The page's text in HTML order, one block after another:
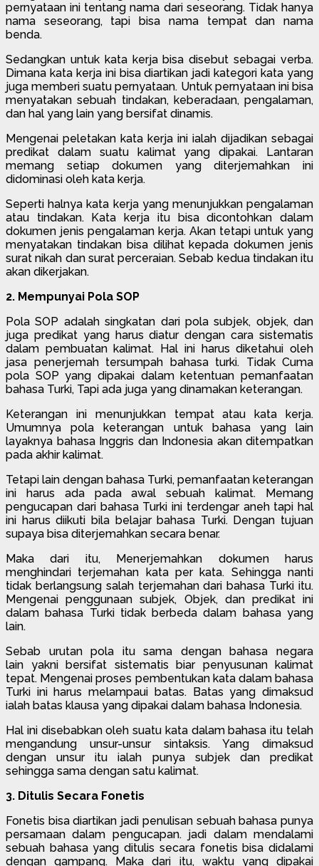
pernyataan ini tentang nama dari seseorang. Tidak hanya
nama seseorang, tapi bisa nama tempat dan nama
benda.
Sedangkan untuk kata kerja bisa disebut sebagai verba.
Dimana kata kerja ini bisa diartikan jadi kategori kata yang
juga memberi suatu pernyataan. Untuk pernyataan ini bisa
menyatakan sebuah tindakan, keberadaan, pengalaman,
dan hal yang lain yang bersifat dinamis.
Mengenai peletakan kata kerja ini ialah dijadikan sebagai
predikat dalam suatu kalimat yang dipakai. Lantaran
memang setiap dokumen yang diterjemahkan ini
didominasi oleh kata kerja.
Seperti halnya kata kerja yang menunjukkan pengalaman
atau tindakan. Kata kerja itu bisa dicontohkan dalam
dokumen jenis pengalaman kerja. Akan tetapi untuk yang
menyatakan tindakan bisa dilihat kepada dokumen jenis
surat nikah dan surat perceraian. Sebab kedua tindakan itu
akan dikerjakan.
2. Mempunyai Pola SOP
Pola SOP adalah singkatan dari pola subjek, objek, dan
juga predikat yang harus diatur dengan cara sistematis
dalam pembuatan kalimat. Hal ini harus diketahui oleh
jasa penerjemah tersumpah bahasa turki. Tidak Cuma
pola SOP yang dipakai dalam ketentuan pemanfaatan
bahasa Turki, Tapi ada juga yang dinamakan keterangan.
Keterangan ini menunjukkan tempat atau kata kerja.
Umumnya pola keterangan untuk bahasa yang lain
layaknya bahasa Inggris dan Indonesia akan ditempatkan
pada akhir kalimat.
Tetapi lain dengan bahasa Turki, pemanfaatan keterangan
ini harus ada pada awal sebuah kalimat. Memang
pengucapan dari bahasa Turki ini terdengar aneh tapi hal
ini harus diikuti bila belajar bahasa Turki. Dengan tujuan
supaya bisa diterjemahkan secara benar.
Maka dari itu, Menerjemahkan dokumen harus
menghindari terjemahan kata per kata. Sehingga nanti
tidak berlangsung salah terjemahan dari bahasa Turki itu.
Mengenai penggunaan subjek, Objek, dan predikat ini
dalam bahasa Turki tidak berbeda dalam bahasa yang
lain.
Sebab urutan pola itu sama dengan bahasa negara
lain yakni bersifat sistematis biar penyusunan kalimat
tepat. Mengenai proses pembentukan kata dalam bahasa
Turki ini harus melampaui batas. Batas yang dimaksud
ialah batas klausa yang dipakai dalam bahasa Indonesia.
Hal ini disebabkan oleh suatu kata dalam bahasa itu telah
mengandung unsur-unsur sintaksis. Yang dimaksud
dengan unsur itu ialah punya subjek dan predikat
sehingga sama dengan satu kalimat.
3. Ditulis Secara Fonetis
Fonetis bisa diartikan jadi penulisan sebuah bahasa punya
persamaan dalam pengucapan. jadi dalam mendalami
sebuah bahasa yang ditulis secara fonetis bisa didalami
dengan gampang. Maka dari itu, waktu yang dipakai